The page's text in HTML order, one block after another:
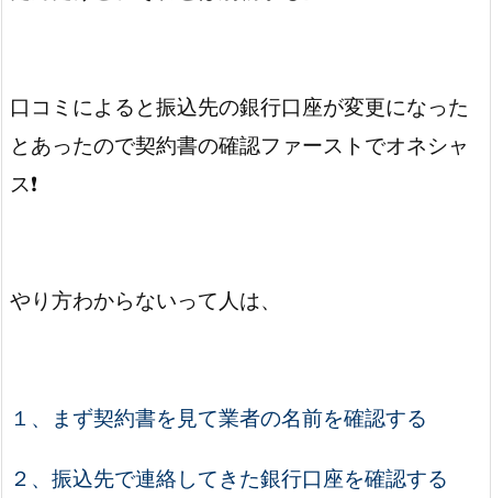
口コミによると振込先の銀行口座が変更になった
とあったので契約書の確認ファーストでオネシャ
ス❗️
やり方わからないって人は、
１、まず契約書を見て業者の名前を確認する
２、振込先で連絡してきた銀行口座を確認する